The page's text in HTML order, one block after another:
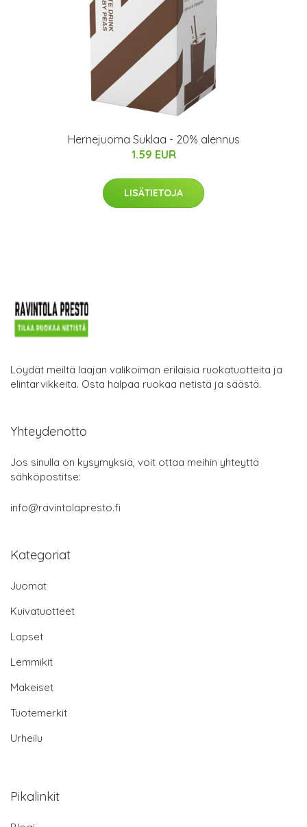
Hernejuoma Suklaa - 20% alennus
1.59 EUR
LISÄTIETOJA
Löydät meiltä laajan valikoiman erilaisia ruokatuotteita ja
elintarvikkeita. Osta halpaa ruokaa netistä ja säästä.
Yhteydenotto
Jos sinulla on kysymyksiä, voit ottaa meihin yhteyttä
sähköpostitse:
info@ravintolapresto.fi
Kategoriat
Juomat
Kuivatuotteet
Lapset
Lemmikit
Makeiset
Tuotemerkit
Urheilu
Pikalinkit